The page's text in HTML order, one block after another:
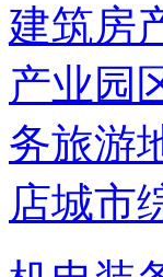
建筑房
产业园
务旅游
店城市